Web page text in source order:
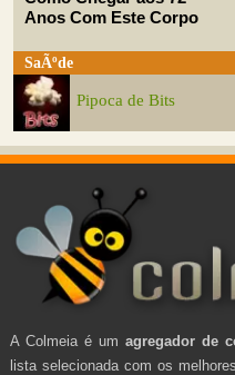
Anos Com Este Corpo
SaÃºde
Pipoca de Bits
A Colmeia é um agregador de
lista selecionada com os